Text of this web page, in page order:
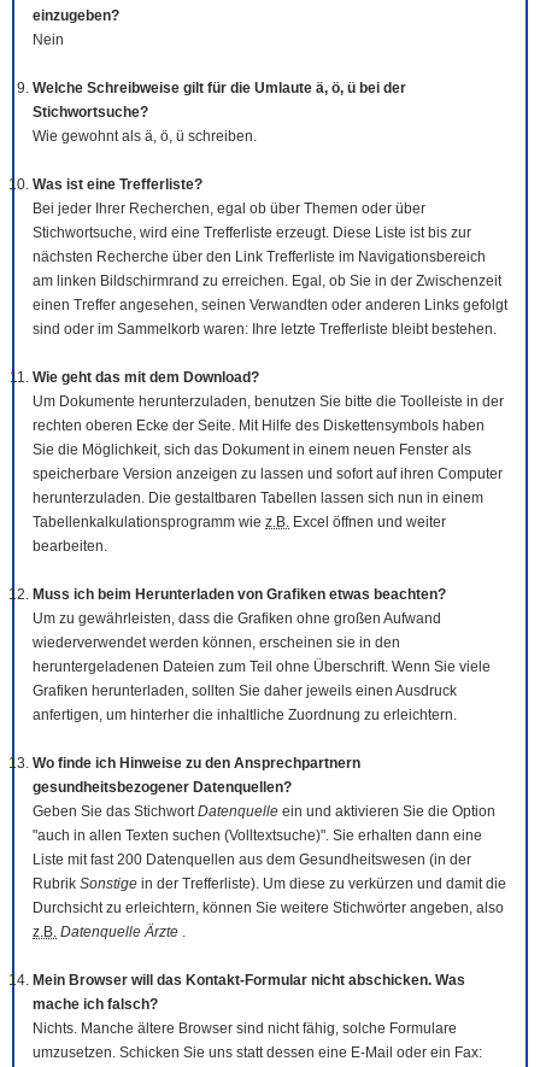
einzugeben?
Nein
Welche Schreibweise gilt für die Umlaute ä, ö, ü bei der
Stichwortsuche?
Wie gewohnt als ä, ö, ü schreiben.
Was ist eine Trefferliste?
Bei jeder Ihrer Recherchen, egal ob über Themen oder über
Stichwortsuche, wird eine Trefferliste erzeugt. Diese Liste ist bis zur
nächsten Recherche über den Link Trefferliste im Navigationsbereich
am linken Bildschirmrand zu erreichen. Egal, ob Sie in der Zwischenzeit
einen Treffer angesehen, seinen Verwandten oder anderen Links gefolgt
sind oder im Sammelkorb waren: Ihre letzte Trefferliste bleibt bestehen.
Wie geht das mit dem Download?
Um Dokumente herunterzuladen, benutzen Sie bitte die Tool leiste in der
rechten oberen Ecke der Seite. Mit Hilfe des Diskettensymbols haben
Sie die Möglichkeit, sich das Dokument in einem neuen Fenster als
speicherbare Version anzeigen zu lassen und sofort auf ihren Computer
herunterzuladen. Die gestaltbaren Tabellen lassen sich nun in einem
Tabellenkalkulationsprogramm wie z.B. Excel öffnen und weiter
bearbeiten.
Muss ich beim Herunterladen von Grafiken etwas beachten?
Um zu gewährleisten, dass die Grafiken ohne großen Aufwand
wiederverwendet werden können, erscheinen sie in den
heruntergeladenen Dateien zum Teil ohne Überschrift. Wenn Sie viele
Grafiken herunterladen, sollten Sie daher jeweils einen Ausdruck
anfertigen, um hinterher die inhaltliche Zuordnung zu erleichtern.
Wo finde ich Hinweise zu den Ansprechpartnern
gesundheitsbezogener Datenquellen?
Geben Sie das StichwortDatenquelle ein und aktivieren Sie die Option
"auch in allen Texten suchen (Volltextsuche)". Sie erhalten dann eine
Liste mit fast 200 Datenquellen aus dem Gesundheitswesen (in der
Rubrik Sonstige in der Trefferliste). Um diese zu verkürzen und damit die
Durchsicht zu erleichtern, können Sie weitere Stichwörter angeben, also
z.B. Datenquelle Ärzte .
Mein Browser will das Kontakt-Formular nicht abschicken. Was
mache ich falsch?
Nichts. Manche ältere Browser sind nicht fähig, solche Formulare
umzusetzen. Schicken Sie uns statt dessen eine E-Mail oder ein Fax: